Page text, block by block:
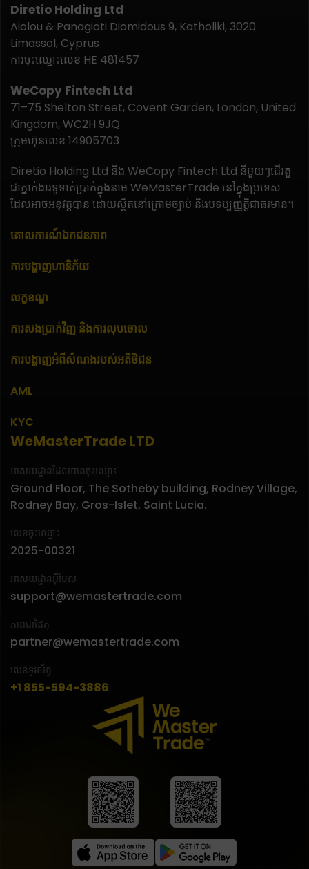
WeMasterTrade LTD
អាសយដ្ឋានដែលបានចុះឈ្មោះ
Ground Floor, The Sotheby building, Rodney Village,
Rodney Bay, Gros-Islet, Saint Lucia.
លេខចុះឈ្មោះ
2025-00321
អាសយដ្ឋានអ៊ីមែល
support@wemastertrade.com
ភាពជាដៃគូ
partner@wemastertrade.com
លេខទូរស័ព្ទ
+1 855-594-3886
Diretio Holding Ltd
Aiolou & Panagioti Diomidous 9, Katholiki, 3020
Limassol, Cyprus
ការចុះឈ្មោះលេខ HE 481457
WeCopy Fintech Ltd
71–75 Shelton Street, Covent Garden, London, United
Kingdom, WC2H 9JQ
ក្រុមហ៊ុនលេខ 14905703
Diretio Holding Ltd និង WeCopy Fintech Ltd នីមួយៗដើរតួ
ជាភ្នាក់ងារទូទាត់ប្រាក់ក្នុងនាម WeMasterTrade នៅក្នុងប្រទេស
ដែលអាចអនុវត្តបាន ដោយស្ថិតនៅក្រោមច្បាប់ និងបទប្បញ្ញត្តិជាធរមាន។
គោលការណ៍ឯកជនភាព
ការបង្ហាញហានិភ័យ
លក្ខខណ្ឌ
ការសងប្រាក់វិញ និងការលុបចោល
ការបង្ហាញអំពីសំណងរបស់អតិថិជន
AML
KYC